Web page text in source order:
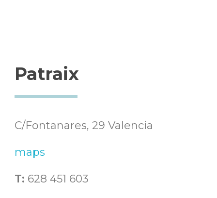
Patraix
C/Fontanares, 29 Valencia
maps
T: 628 451 603